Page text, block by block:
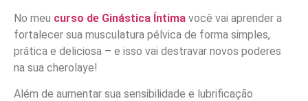
No meu curso de Ginástica Íntima você vai aprender a
fortalecer sua musculatura pélvica de forma simples,
prática e deliciosa – e isso vai destravar novos poderes
na sua cherolaye!
Além de aumentar sua sensibilidade e lubrificação